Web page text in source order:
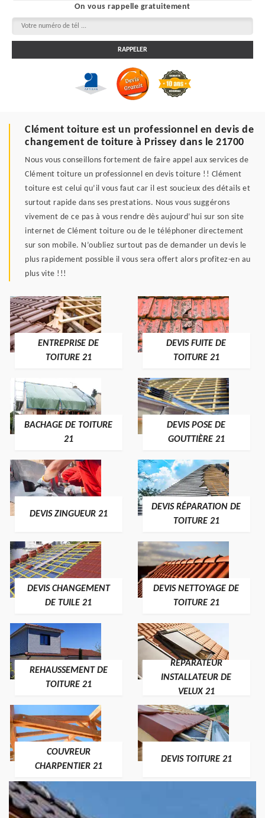
On vous rappelle gratuitement
Clément toiture est un professionnel en devis de
changement de toiture à Prissey dans le 21700
Nous vous conseillons fortement de faire appel aux services de
Clément toiture un professionnel en devis toiture !! Clément
toiture est celui qu’il vous faut car il est soucieux des détails et
surtout rapide dans ses prestations. Nous vous suggérons
vivement de ce pas à vous rendre dès aujourd’hui sur son site
internet de Clément toiture ou de le téléphoner directement
sur son mobile. N’oubliez surtout pas de demander un devis le
plus rapidement possible il vous sera offert alors profitez-en au
plus vite !!!
ENTREPRISE DE
TOITURE 21
DEVIS FUITE DE
TOITURE 21
BACHAGE DE TOITURE
21
DEVIS POSE DE
GOUTTIÈRE 21
DEVIS ZINGUEUR 21
DEVIS RÉPARATION DE
TOITURE 21
DEVIS CHANGEMENT
DE TUILE 21
DEVIS NETTOYAGE DE
TOITURE 21
REHAUSSEMENT DE
TOITURE 21
RÉPARATEUR
INSTALLATEUR DE
VELUX 21
COUVREUR
CHARPENTIER 21
DEVIS TOITURE 21